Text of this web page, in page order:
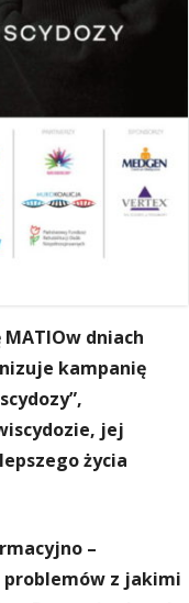
dniach
kampanię
jej
życia
–
z jakimi